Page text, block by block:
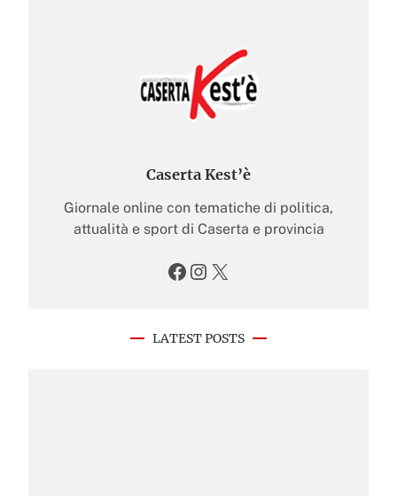
Caserta Kest’è
Giornale online con tematiche di politica,
attualità e sport di Caserta e provincia
Facebook Instagram X
LATEST POSTS